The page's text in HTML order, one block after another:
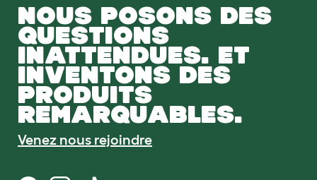
NOUS POSONS DES
QUESTIONS
INATTENDUES. ET
INVENTONS DES
PRODUITS
REMARQUABLES.
Venez nous rejoindre